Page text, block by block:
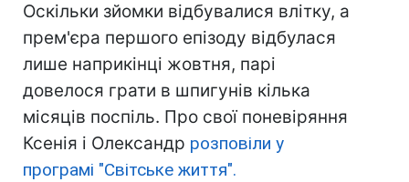
Оскільки зйомки відбувалися влітку, а
прем'єра першого епізоду відбулася
лише наприкінці жовтня, парі
довелося грати в шпигунів кілька
місяців поспіль. Про свої поневіряння
Ксенія і Олександр розповіли у
програмі "Світське життя".